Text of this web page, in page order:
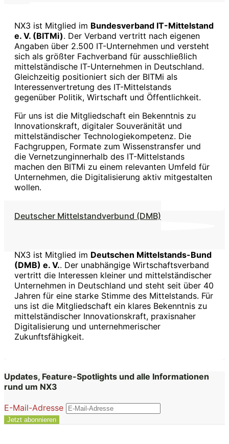
NX3 ist Mitglied im Bundesverband IT-Mittelstand
e. V. (BITMi). Der Verband vertritt nach eigenen
Angaben über 2.500 IT-Unternehmen und versteht
sich als größter Fachverband für ausschließlich
mittelständische IT-Unternehmen in Deutschland.
Gleichzeitig positioniert sich der BITMi als
Interessenvertretung des IT-Mittelstands
gegenüber Politik, Wirtschaft und Öffentlichkeit.
Für uns ist die Mitgliedschaft ein Bekenntnis zu
Innovationskraft, digitaler Souveränität und
mittelständischer Technologiekompetenz. Die
Fachgruppen, Formate zum Wissenstransfer und
die Vernetzunginnerhalb des IT-Mittelstands
machen den BITMi zu einem relevanten Umfeld für
Unternehmen, die Digitalisierung aktiv mitgestalten
wollen.
Deutscher Mittelstandverbund (DMB)
NX3 ist Mitglied im Deutschen Mittelstands-Bund
(DMB) e. V.. Der unabhängige Wirtschaftsverband
vertritt die Interessen kleiner und mittelständischer
Unternehmen in Deutschland und steht seit über 40
Jahren für eine starke Stimme des Mittelstands. Für
uns ist die Mitgliedschaft ein klares Bekenntnis zu
mittelständischer Innovationskraft, praxisnaher
Digitalisierung und unternehmerischer
Zukunftsfähigkeit.
Updates, Feature-Spotlights und alle Informationen
rund um NX3
E-Mail-Adresse